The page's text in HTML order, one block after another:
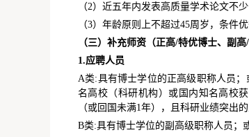
（2）近五年内发表高质量学术论文不
（3）年龄原则上不超过45周岁，条件
（三）补充师资（正高/特优博士、副高
1.应聘人员
A类:具有博士学位的正高级职称人员
名高校（科研机构）或国内知名高校
（或回国未满1年），且科研业绩突出的
B类:具有博士学位的副高级职称人员；